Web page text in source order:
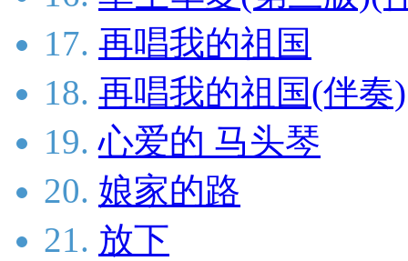
17. 再唱我的祖国
18. 再唱我的祖国(伴奏)
19. 心爱的 马头琴
20. 娘家的路
21. 放下